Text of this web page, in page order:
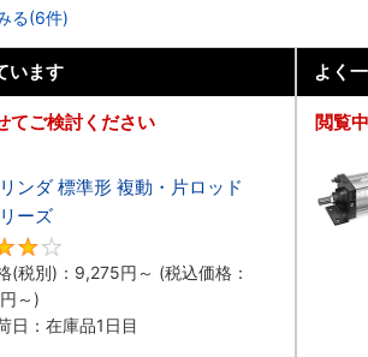
る(6件)
います
てご検討ください
ンダ 標準形 複動・片ロッド
ーズ
(税別)： 9,275円 ～ (税込価格：
円 ～)
日：在庫品1日目
よく
閲覧